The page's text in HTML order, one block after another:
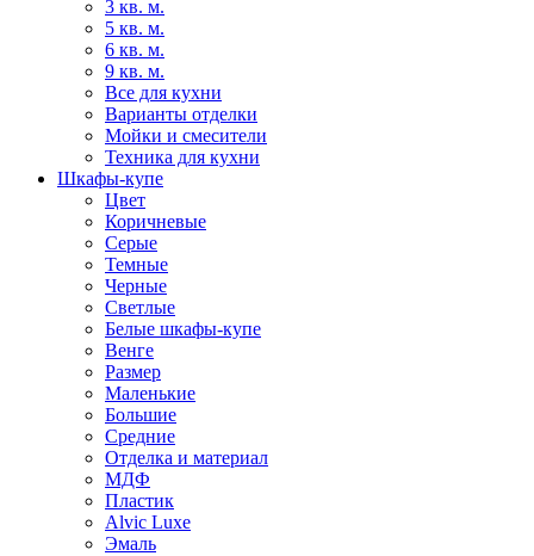
3 кв. м.
5 кв. м.
6 кв. м.
9 кв. м.
Все для кухни
Варианты отделки
Мойки и смесители
Техника для кухни
Шкафы-купе
Цвет
Коричневые
Серые
Темные
Черные
Светлые
Белые шкафы-купе
Венге
Размер
Маленькие
Большие
Средние
Отделка и материал
МДФ
Пластик
Alvic Luxe
Эмаль